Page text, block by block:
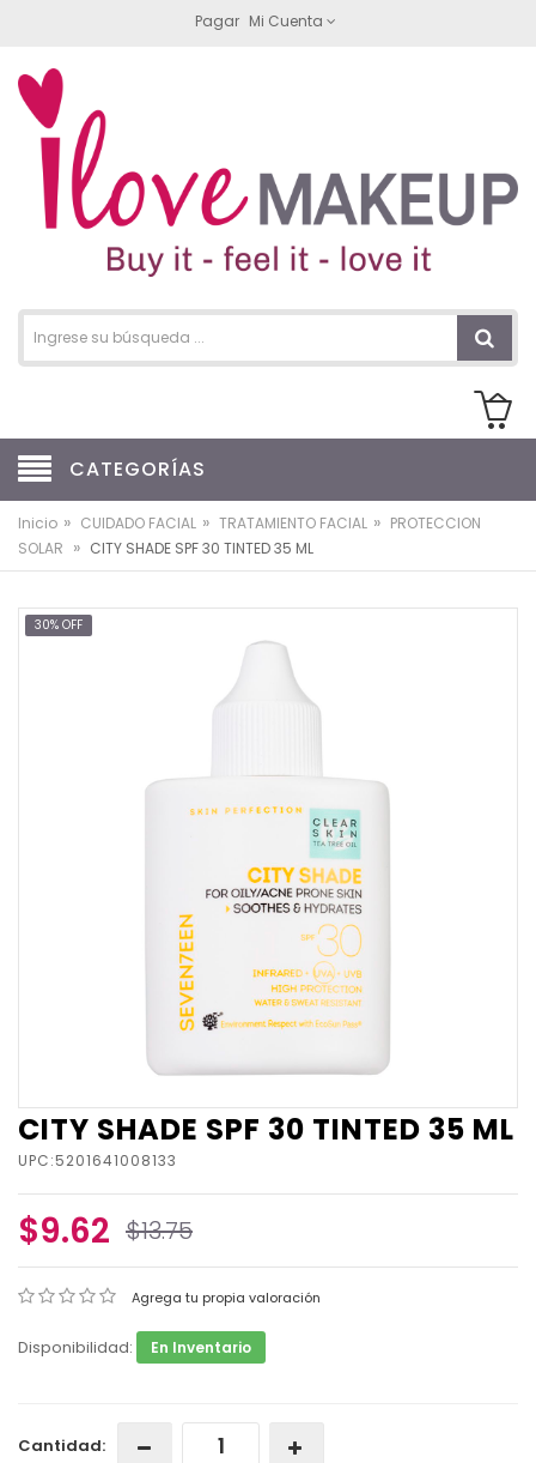
Pagar Mi Cuenta
CATEGORÍAS
Inicio » CUIDADO FACIAL » TRATAMIENTO FACIAL » PROTECCION
SOLAR » CITY SHADE SPF 30 TINTED 35 ML
30% OFF
CITY SHADE SPF 30 TINTED 35 ML
UPC:5201641008133
$9.62 $13.75
Agrega tu propia valoración
Disponibilidad: En Inventario
Cantidad: